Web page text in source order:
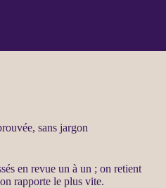
sans jargon
en revue un à un ; on retient
rapporte le plus vite.